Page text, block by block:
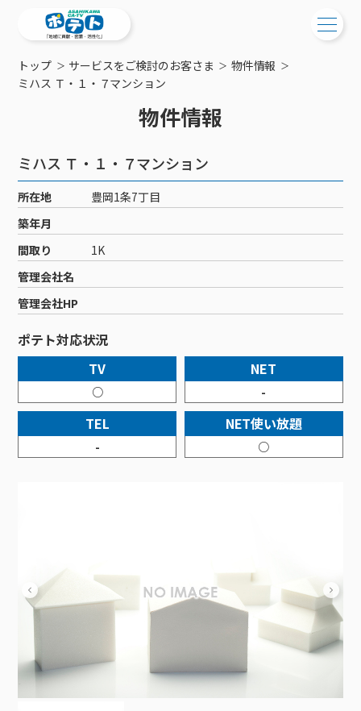
ご検討中の方
工事・配線について
新居をご検討中の方へ
ポテトを導入している集合住宅
物件情報
特典・キャンペーン
おトクな割引サービス
ご加入中の方
ご加入中のサービス確認・変更
WEBメール
サポートサービス
サポートサービストップ
リモートコール
回線速度測定
接続・設定⽅法
訪問サポート＆サポートパックサービス料⾦表
新着情報
メンテナンス・障害情報
ポテトからのプレゼント
イベントカレンダー
講座のご案内
サービス案内
サービス案内
ケーブルテレビ
ケーブルテレビトップ
チャンネル紹介
料⾦プラン
NHK衛星受信料団体⼀括⽀払
機器⼀覧
インターネット
インターネットトップ
料⾦プラン
Wi-Fiサービス
ポテトホーム防犯カメラ
オプションサービス
インターネットギガシェアプラン
固定電話
固定電話トップ
基本料⾦・通話料⾦
オプションサービス
auスマートバリュー
auまとめトーク
ポテトスマートフォントップ
料⾦プラン
機種⼀覧
オプションサービス
でんき
でんきトップ
ポラリンでんき×ポテト
ポテトでんき
暮らしを快適にするサービス
暮らしを快適にするサービストップ
ポテトライフメール
コミチャン
お困りの方はこちら
会社案内
メンテナンス
障害情報
トップ サービスをご検討のお客さま
物件情報
ミハス Ｔ・１・７マンション
物件情報
ミハス Ｔ・１・７マンション
所在地
豊岡1条7丁目
築年月
間取り
1K
管理会社名
管理会社HP
ポテト対応状況
TV
○
NET
-
TEL
-
NET使い放題
○